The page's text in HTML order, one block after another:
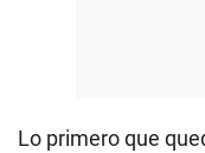
Lo primero que